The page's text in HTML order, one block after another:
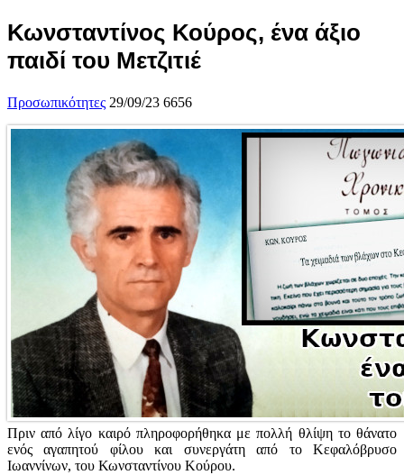
Κωνσταντίνος Κούρος, ένα άξιο
παιδί του Μετζιτιέ
Προσωπικότητες 29/09/23 6656
Πριν από λίγο καιρό πληροφορήθηκα με πολλή θλίψη το θάνατο
ενός αγαπητού φίλου και συνεργάτη από το Κεφαλόβρυσο
Ιωαννίνων, του Κωνσταντίνου Κούρου.